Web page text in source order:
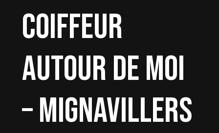
coiffeur
autour de moi
– Mignavillers